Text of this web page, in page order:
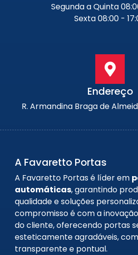
Segunda a Quinta
Sexta 08:00 -
Endereço
R. Armandina Braga de
A Favaretto Portas
A Favaretto Portas é líder em
automáticas, garantindo
qualidade e soluções
compromisso é com a
do cliente, oferecendo portas
esteticamente agradáveis,
transparente e pontual.